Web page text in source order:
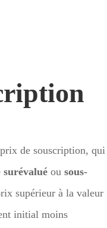
de souscription, qui
surévalué ou sous-
supérieur à la valeur
initial moins